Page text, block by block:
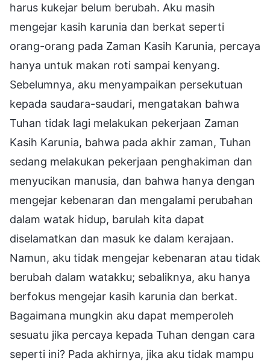
harus kukejar belum berubah. Aku masih
mengejar kasih karunia dan berkat seperti
orang-orang pada Zaman Kasih Karunia, percaya
hanya untuk makan roti sampai kenyang.
Sebelumnya, aku menyampaikan persekutuan
kepada saudara-saudari, mengatakan bahwa
Tuhan tidak lagi melakukan pekerjaan Zaman
Kasih Karunia, bahwa pada akhir zaman, Tuhan
sedang melakukan pekerjaan penghakiman dan
menyucikan manusia, dan bahwa hanya dengan
mengejar kebenaran dan mengalami perubahan
dalam watak hidup, barulah kita dapat
diselamatkan dan masuk ke dalam kerajaan.
Namun, aku tidak mengejar kebenaran atau tidak
berubah dalam watakku; sebaliknya, aku hanya
berfokus mengejar kasih karunia dan berkat.
Bagaimana mungkin aku dapat memperoleh
sesuatu jika percaya kepada Tuhan dengan cara
seperti ini? Pada akhirnya, jika aku tidak mampu